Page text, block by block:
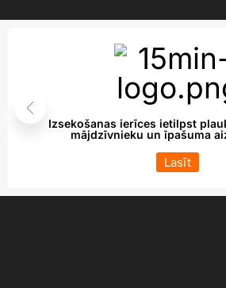
Izsekošanas ierīces ietilpst
mājdzīvnieku un īpašuma
Lasīt